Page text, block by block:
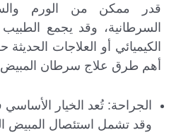
قدر ممكن من الورم
السرطانية، وقد يجمع الطبيب
الكيميائي أو العلاجات
أهم طرق علاج سرطان المبيض
الجراحة: تُعد الخيار
وقد تشمل استئصال المبيض